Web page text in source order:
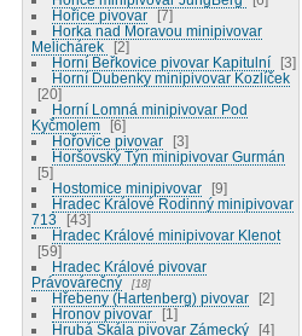
Hořice pivovar
7
Horka nad Moravou minipivovar
Melichárek
2
Horní Beřkovice pivovar Kapitulní
3
Horní Dubenky minipivovar Kozlíček
20
Horní Lomná minipivovar Pod
Kyčmolem
6
Hořovice pivovar
3
Horšovský Týn minipivovar Gurmán
5
Hostomice minipivovar
9
Hradec Králové Rodinný minipivovar
713
43
Hradec Králové minipivovar Klenot
59
Hradec Králové pivovar
Právovárečný
18
Hřebeny (Hartenberg) pivovar
2
Hronov pivovar
1
Hrubá Skála pivovar Zámecký
4